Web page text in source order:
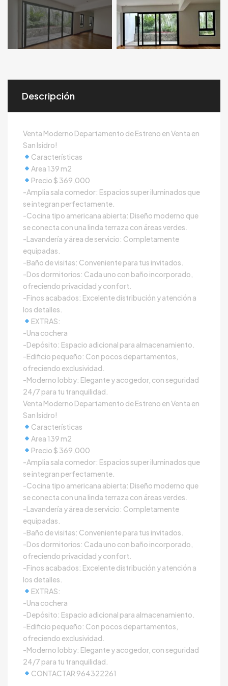
Descripción
Venta Moderno Departamento de Estreno en Venta en
San Isidro!
Características
Area 139 m2
Precio $ 369,000
-Amplia sala comedor: Espacios super iluminados que
se integran perfectamente.
-Cocina tipo americana abierta: Diseño moderno que
se conecta con una linda terraza con áreas verdes.
-Lavandería y área de servicio: Completamente
equipadas.
-Baño de visitas: Conveniente para tus invitados.
-Dos dormitorios: Cada uno con baño incorporado,
ofreciendo privacidad y confort.
-Finos acabados: Excelente distribución y atención a
los detalles.
EXTRAS:
-Una cochera
-Depósito: Espacio adicional para almacenamiento.
-Edificio pequeño: Con pocos departamentos,
ofreciendo exclusividad.
-Moderno lobby: Elegante y acogedor, con seguridad
24/7 para tu tranquilidad.
Venta Moderno Departamento de Estreno en Venta en
San Isidro!
Características
Area 139 m2
Precio $ 369,000
-Amplia sala comedor: Espacios super iluminados que
se integran perfectamente.
-Cocina tipo americana abierta: Diseño moderno que
se conecta con una linda terraza con áreas verdes.
-Lavandería y área de servicio: Completamente
equipadas.
-Baño de visitas: Conveniente para tus invitados.
-Dos dormitorios: Cada uno con baño incorporado,
ofreciendo privacidad y confort.
-Finos acabados: Excelente distribución y atención a
los detalles.
EXTRAS:
-Una cochera
-Depósito: Espacio adicional para almacenamiento.
-Edificio pequeño: Con pocos departamentos,
ofreciendo exclusividad.
-Moderno lobby: Elegante y acogedor, con seguridad
24/7 para tu tranquilidad.
CONTACTAR 964322261